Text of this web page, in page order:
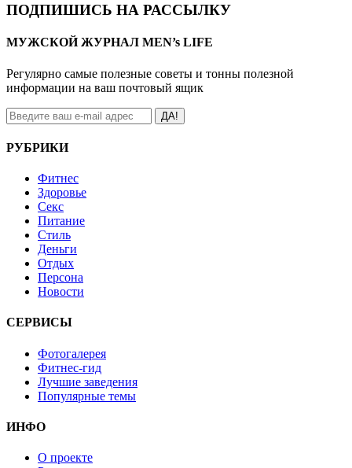
ПОДПИШИСЬ НА РАССЫЛКУ
МУЖСКОЙ ЖУРНАЛ MEN’s LIFE
Регулярно самые полезные советы и тонны полезной
информации на ваш почтовый ящик
ДА!
РУБРИКИ
Фитнес
Здоровье
Секс
Питание
Стиль
Деньги
Отдых
Персона
Новости
СЕРВИСЫ
Фотогалерея
Фитнес-гид
Лучшие заведения
Популярные темы
ИНФО
О проекте